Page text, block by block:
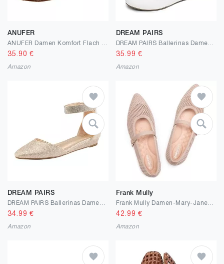
ANUFER
35.90 €
Amazon
DREAM PAIRS
35.99 €
Amazon
DREAM PAIRS
34.99 €
Amazon
Frank Mully
42.99 €
Amazon